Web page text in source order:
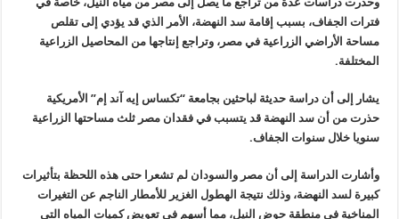
فترات الجفاف، بسبب إقامة سد النهضة، الأمر الذي قد يؤدي إلى تقلص
مساحة الأراضي الزراعية في مصر، وتراجع إنتاجها من المحاصيل الزراعية
المختلفة.
يشار إلى أن دراسة حديثة لباحثين بجامعة “تكساس إيه آند إم” الأمريكية
حذرت من أن سد النهضة قد يتسبب في فقدان مصر ثلث مساحتها الزراعية
سنويا خلال سنوات الجفاف.
وأشارت الدراسة إلى أن مصر والسودان لم تشعرا حتى هذه اللحظة بتأثيرات
كبيرة لسد النهضة، وذلك نتيجة الهطول الغزير للأمطار الناجم عن التغيرات
المناخية في منطقة حوض النيل، مما أسهم في تعويض كميات المياه التي